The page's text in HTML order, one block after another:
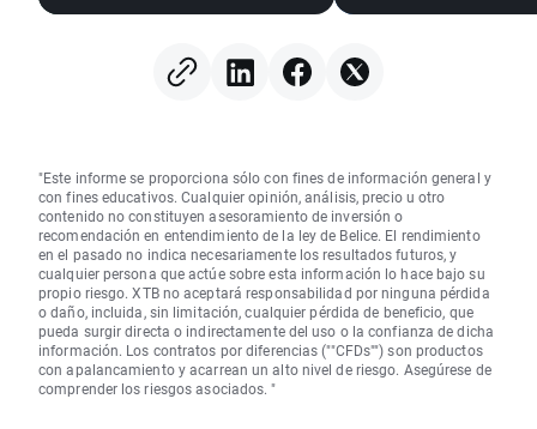
"Este informe se proporciona sólo con fines de información general y
con fines educativos. Cualquier opinión, análisis, precio u otro
contenido no constituyen asesoramiento de inversión o
recomendación en entendimiento de la ley de Belice. El rendimiento
en el pasado no indica necesariamente los resultados futuros, y
cualquier persona que actúe sobre esta información lo hace bajo su
propio riesgo. XTB no aceptará responsabilidad por ninguna pérdida
o daño, incluida, sin limitación, cualquier pérdida de beneficio, que
pueda surgir directa o indirectamente del uso o la confianza de dicha
información. Los contratos por diferencias (""CFDs"") son productos
con apalancamiento y acarrean un alto nivel de riesgo. Asegúrese de
comprender los riesgos asociados. "